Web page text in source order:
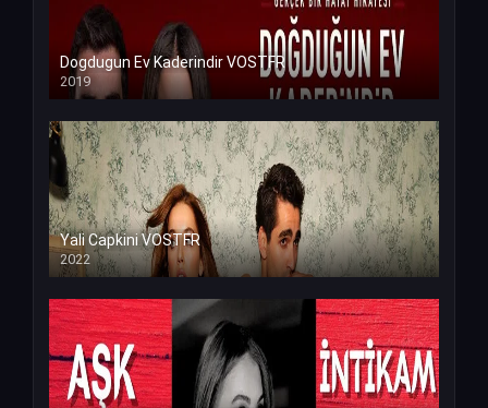
Dogdugun Ev Kaderindir VOSTFR
2019
Yali Capkini VOSTFR
2022